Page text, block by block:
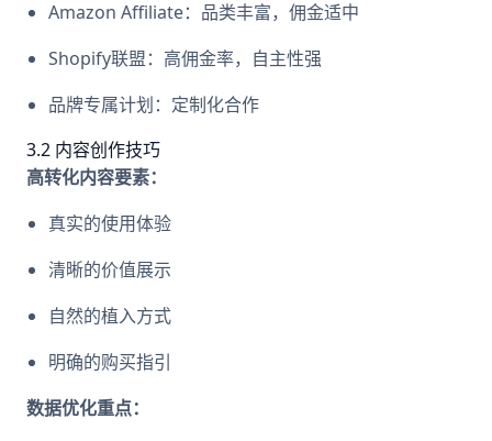
Amazon Affiliate：品类丰富，佣金适中
Shopify联盟：高佣金率，自主性强
品牌专属计划：定制化合作
3.2 内容创作技巧
高转化内容要素：
真实的使用体验
清晰的价值展示
自然的植入方式
明确的购买指引
数据优化重点：